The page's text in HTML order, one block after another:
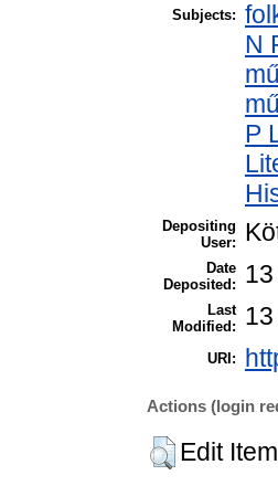
Subjects:
N
P
Depositing
User:
Date
Deposited:
Last
Modified:
URI:
Actions (login
Edit Item